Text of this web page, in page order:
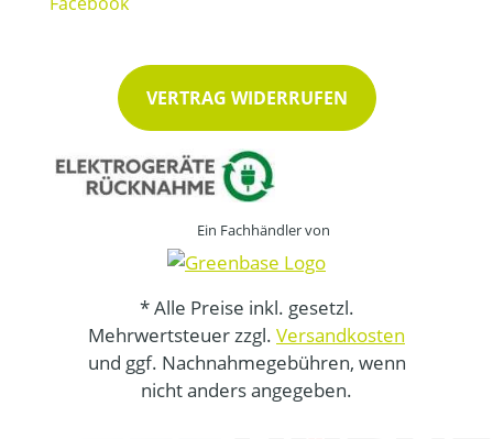
VERTRAG WIDERRUFEN
Ein Fachhändler von
* Alle Preise inkl. gesetzl.
Mehrwertsteuer zzgl. Versandkosten
und ggf. Nachnahmegebühren, wenn
nicht anders angegeben.